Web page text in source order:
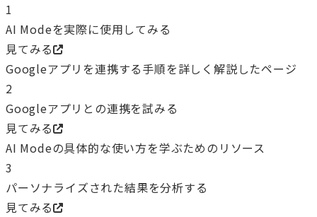
1
AI Modeを実際に使用してみる
見てみる
Googleアプリを連携する手順を詳しく解説したページ
2
Googleアプリとの連携を試みる
見てみる
AI Modeの具体的な使い方を学ぶためのリソース
3
パーソナライズされた結果を分析する
見てみる